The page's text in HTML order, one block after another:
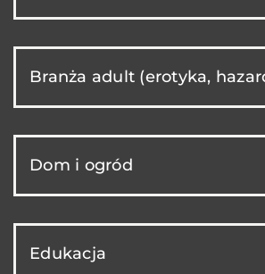
Branża adult (erotyka,
Dom i ogród
Edukacja